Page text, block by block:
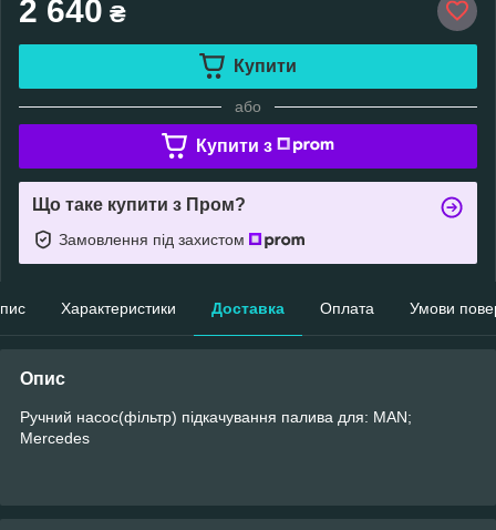
2 640 ₴
Купити
або
Купити з
Що таке купити з Пром?
Замовлення під захистом
Характеристики Доставка Оплата Умови
Опис
Ручний насос(фільтр) підкачування палива для: MAN;
Mercedes